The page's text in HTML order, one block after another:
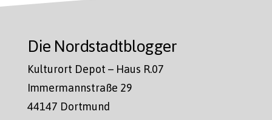
Die Nordstadtblogger
Kulturort Depot – Haus R.07
Immermannstraße 29
44147 Dortmund